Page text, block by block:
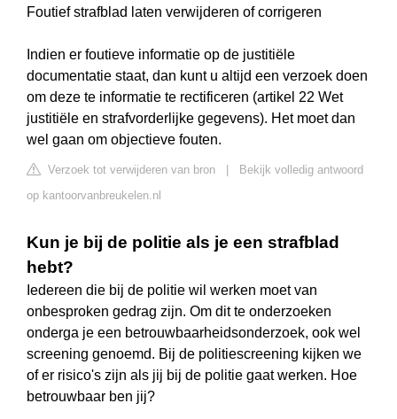
Foutief strafblad laten verwijderen of corrigeren
Indien er foutieve informatie op de justitiële
documentatie staat, dan kunt u altijd een verzoek doen
om deze te informatie te rectificeren (artikel 22 Wet
justitiële en strafvorderlijke gegevens). Het moet dan
wel gaan om objectieve fouten.
Verzoek tot verwijderen van bron
Bekijk volledig antwoord
op kantoorvanbreukelen.nl
Kun je bij de politie als je een strafblad
hebt?
Iedereen die bij de politie wil werken moet van
onbesproken gedrag zijn. Om dit te onderzoeken
onderga je een betrouwbaarheidsonderzoek, ook wel
screening genoemd. Bij de politiescreening kijken we
of er risico's zijn als jij bij de politie gaat werken. Hoe
betrouwbaar ben jij?